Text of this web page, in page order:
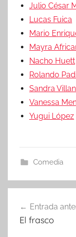
Julio César
Lucas Fuica
Mario
Mayra
Nacho Huett
Rolando
Sandra
Vanessa
Yugui López
Comedia
de
Entrada
El frasco